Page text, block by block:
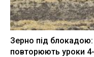
Зерно під блокадою:
повторюють уроки 4-